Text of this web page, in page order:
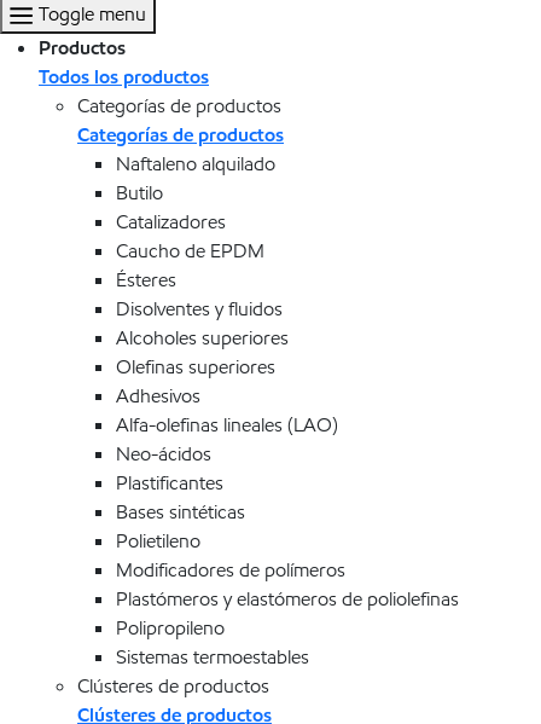
Toggle menu
Productos
Todos los productos
Categorías de productos
Categorías de productos
Naftaleno alquilado
Butilo
Catalizadores
Caucho de EPDM
Ésteres
Disolventes y fluidos
Alcoholes superiores
Olefinas superiores
Adhesivos
Alfa-olefinas lineales (LAO)
Neo-ácidos
Plastificantes
Bases sintéticas
Polietileno
Modificadores de polímeros
Plastómeros y elastómeros de poliolefinas
Polipropileno
Sistemas termoestables
Clústeres de productos
Clústeres de productos